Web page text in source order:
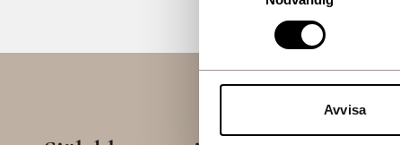
Avvisa